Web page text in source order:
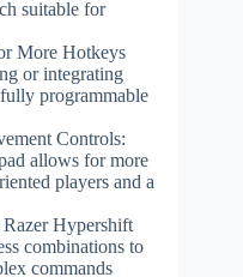
suitable for
More Hotkeys
or integrating
programmable
Controls:
allows for more
players and a
Hypershift
combinations to
commands